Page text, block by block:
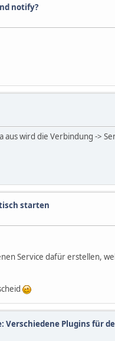
notify?
aus wird die Verbindung -
starten
Service dafür erstellen,
Verschiedene Plugins für